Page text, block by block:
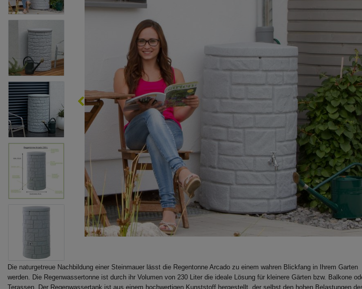
Die naturgetreue Nachbildung einer Steinmauer lässt die Regentonne Arcado zu einem wahren Blickfang in Ihrem Garten
werden. Die Regenwassertonne ist durch ihr Volumen von 230 Liter die ideale Lösung für kleinere Gärten bzw. Balkone
Terassen. Der Regenwassertank ist aus einem hochwertigen Kunststoff hergestellt, der selbst den hohen Belastungen